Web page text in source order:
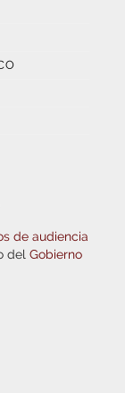
de audiencia
del Gobierno